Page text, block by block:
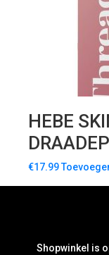
HEBE
€17.99
Shopwinkel is